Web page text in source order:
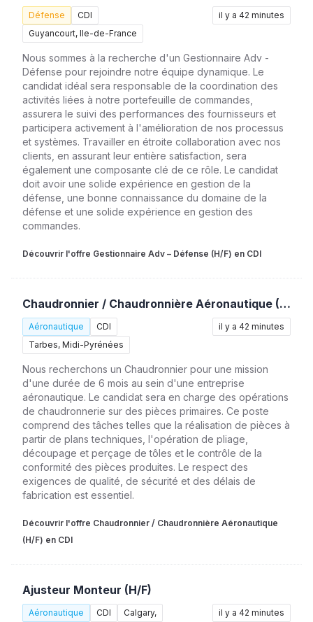
Défense
CDI
Guyancourt, Ile-de-France
il y a 42 minutes
Nous sommes à la recherche d'un Gestionnaire Adv -
Défense pour rejoindre notre équipe dynamique. Le
candidat idéal sera responsable de la coordination des
activités liées à notre portefeuille de commandes,
assurera le suivi des performances des fournisseurs et
participera activement à l'amélioration de nos processus
et systèmes. Travailler en étroite collaboration avec nos
clients, en assurant leur entière satisfaction, sera
également une composante clé de ce rôle. Le candidat
doit avoir une solide expérience en gestion de la
défense, une bonne connaissance du domaine de la
défense et une solide expérience en gestion des
commandes.
Découvrir l'offre Gestionnaire Adv – Défense (H/F) en CDI
Chaudronnier / Chaudronnière Aéronautique (H/F)
Aéronautique
CDI
Tarbes, Midi-Pyrénées
il y a 42 minutes
Nous recherchons un Chaudronnier pour une mission
d'une durée de 6 mois au sein d'une entreprise
aéronautique. Le candidat sera en charge des opérations
de chaudronnerie sur des pièces primaires. Ce poste
comprend des tâches telles que la réalisation de pièces à
partir de plans techniques, l'opération de pliage,
découpage et perçage de tôles et le contrôle de la
conformité des pièces produites. Le respect des
exigences de qualité, de sécurité et des délais de
fabrication est essentiel.
Découvrir l'offre Chaudronnier / Chaudronnière Aéronautique
(H/F) en CDI
Ajusteur Monteur (H/F)
Aéronautique CDI Calgary, il y a 42 minutes